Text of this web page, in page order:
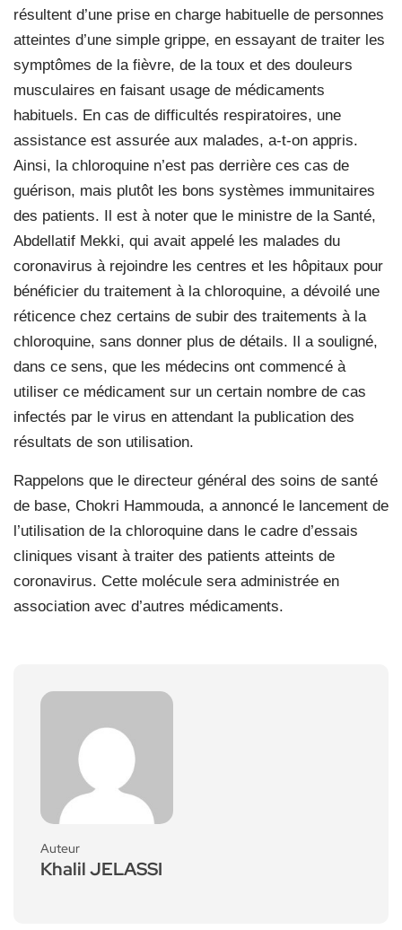
résultent d’une prise en charge habituelle de personnes
atteintes d’une simple grippe, en essayant de traiter les
symptômes de la fièvre, de la toux et des douleurs
musculaires en faisant usage de médicaments
habituels. En cas de difficultés respiratoires, une
assistance est assurée aux malades, a-t-on appris.
Ainsi, la chloroquine n’est pas derrière ces cas de
guérison, mais plutôt les bons systèmes immunitaires
des patients. Il est à noter que le ministre de la Santé,
Abdellatif Mekki, qui avait appelé les malades du
coronavirus à rejoindre les centres et les hôpitaux pour
bénéficier du traitement à la chloroquine, a dévoilé une
réticence chez certains de subir des traitements à la
chloroquine, sans donner plus de détails. Il a souligné,
dans ce sens, que les médecins ont commencé à
utiliser ce médicament sur un certain nombre de cas
infectés par le virus en attendant la publication des
résultats de son utilisation.
Rappelons que le directeur général des soins de santé
de base, Chokri Hammouda, a annoncé le lancement de
l’utilisation de la chloroquine dans le cadre d’essais
cliniques visant à traiter des patients atteints de
coronavirus. Cette molécule sera administrée en
association avec d’autres médicaments.
Auteur
Khalil JELASSI